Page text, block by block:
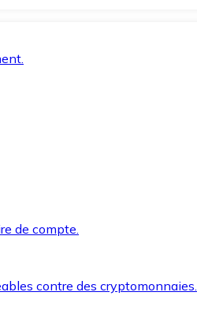
de compte.
contre des cryptomonnaies.